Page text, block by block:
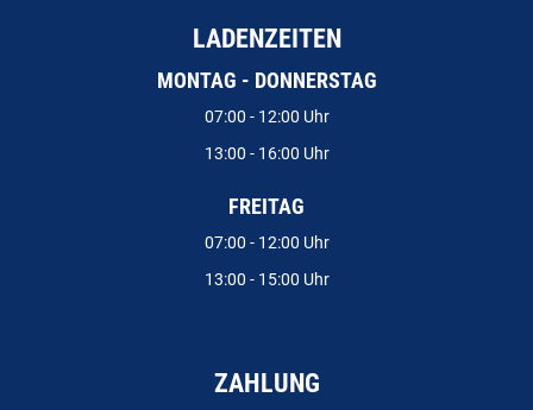
LADENZEITEN
MONTAG - DONNERSTAG
07:00 - 12:00 Uhr
13:00 - 16:00 Uhr
FREITAG
07:00 - 12:00 Uhr
13:00 - 15:00 Uhr
ZAHLUNG